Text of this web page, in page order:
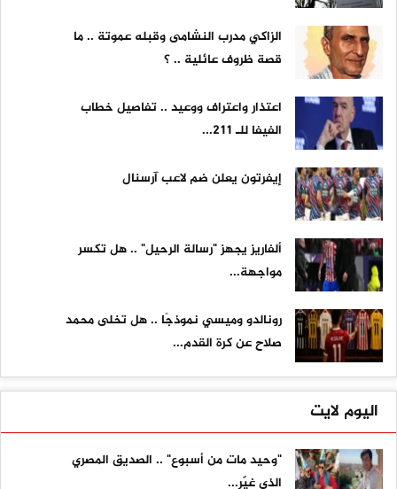
الزاكي مدرب النشامى وقبله عموتة .. ما
قصة ظروف عائلية .. ؟
اعتذار واعتراف ووعيد .. تفاصيل خطاب
الفيفا للـ 211...
إيفرتون يعلن ضم لاعب آرسنال
ألفاريز يجهز "رسالة الرحيل" .. هل تكسر
مواجهة...
رونالدو وميسي نموذجًا .. هل تخلى محمد
صلاح عن كرة القدم...
اليوم لايت
"وحيد مات من أسبوع" .. الصديق المصري
الذي غيّر...